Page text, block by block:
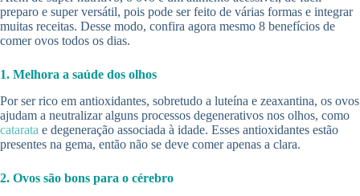
preparo e super versátil, pois pode ser feito de várias formas e integrar
muitas receitas. Desse modo, confira agora mesmo 8 benefícios de
comer ovos todos os dias.
1. Melhora a saúde dos olhos
Por ser rico em antioxidantes, sobretudo a luteína e zeaxantina, os ovos
ajudam a neutralizar alguns processos degenerativos nos olhos, como
catarata e degeneração associada à idade. Esses antioxidantes estão
presentes na gema, então não se deve comer apenas a clara.
2. Ovos são bons para o cérebro